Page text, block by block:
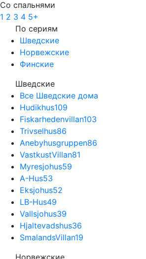
Со спальнями
1 2 3 4 5+
По сериям
Шведские
Норвежские
Финские
Шведские
Все Шведские дома
Hudikhus109
Fiskarhedenvillan103
Trivselhus86
Anebyhusgruppen86
VastkustVillan81
Myresjohus59
A-Hus53
Eksjohus52
LB-Hus49
Vallsjohus39
Hjaltevadshus36
SmalandsVillan19
Норвежские